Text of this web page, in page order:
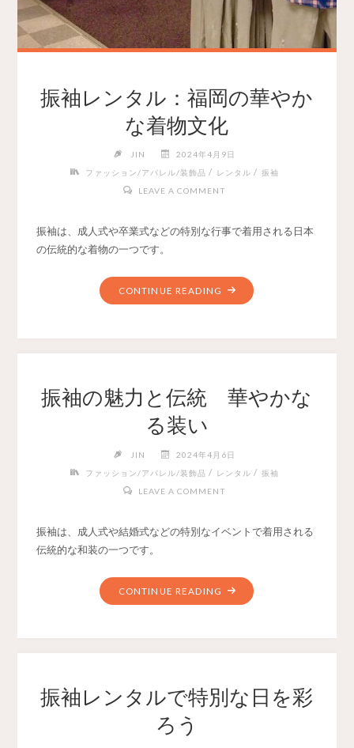
振袖レンタル：福岡の華やか
な着物文化
JIN
2024年4月9日
ファッション/アパレル/装飾品 / レンタル / 振袖
LEAVE A COMMENT
振袖は、成人式や卒業式などの特別な行事で着用される日本
の伝統的な着物の一つです。
CONTINUE READING
振袖の魅力と伝統 華やかな
る装い
JIN
2024年4月6日
ファッション/アパレル/装飾品 / レンタル / 振袖
LEAVE A COMMENT
振袖は、成人式や結婚式などの特別なイベントで着用される
伝統的な和装の一つです。
CONTINUE READING
振袖レンタルで特別な日を彩
ろう